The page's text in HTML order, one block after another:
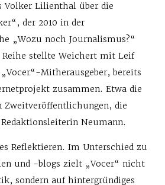
Volker Lilienthal über die
der 2010 in der
„Wozu noch Journalismus?“
stellte Weichert mit Leif
Mitherausgeber, bereits
zusammen. Etwa die
Zweitveröffentlichungen, die
Neumann.
Reflektieren. Im Unterschied zu
und -blogs zielt „Vocer“ nicht
sondern auf hintergründiges